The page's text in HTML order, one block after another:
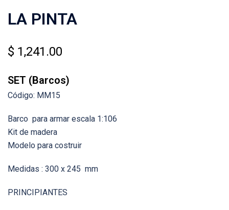
LA PINTA
$ 1,241.00
SET (Barcos)
Código: MM15
Barco para armar escala 1:106
Kit de madera
Modelo para costruir
Medidas : 300 x 245 mm
PRINCIPIANTES